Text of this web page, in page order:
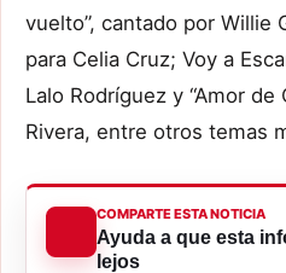
vuelto”, cantado por Willie
para Celia Cruz; Voy a
Lalo Rodríguez y “Amor de
Rivera, entre otros temas
COMPARTE ESTA NOTICIA
Ayuda a que esta
lejos